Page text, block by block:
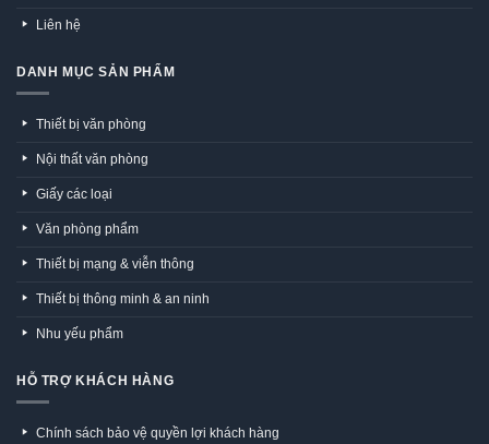
Liên hệ
DANH MỤC SẢN PHẨM
Thiết bị văn phòng
Nội thất văn phòng
Giấy các loại
Văn phòng phẩm
Thiết bị mạng & viễn thông
Thiết bị thông minh & an ninh
Nhu yếu phẩm
HỖ TRỢ KHÁCH HÀNG
Chính sách bảo vệ quyền lợi khách hàng